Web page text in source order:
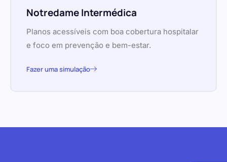
Notredame Intermédica
Planos acessíveis com boa cobertura hospitalar
e foco em prevenção e bem-estar.
Fazer uma simulação